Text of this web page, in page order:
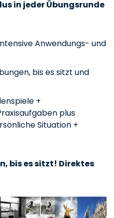
in jeder Übungsrunde
Anwendungs- und
bis es sitzt und
+
plus
Situation +
bis es sitzt! Direktes